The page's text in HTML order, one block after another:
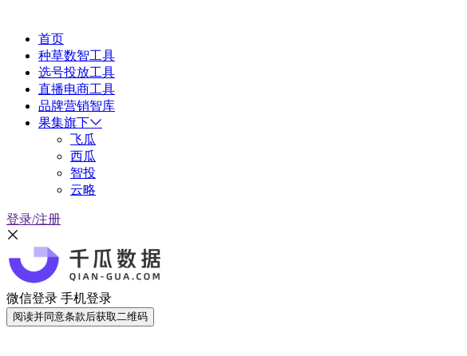
首页
种草数智工具
选号投放工具
直播电商工具
品牌营销智库
果集旗下
飞瓜
西瓜
智投
云略
登录/注册
微信登录 手机登录
阅读并同意条款后获取二维码